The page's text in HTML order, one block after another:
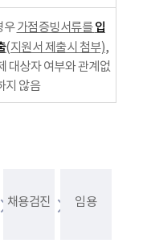
우가점증빙서류를입
(지원서 제출시 첨부),
대상자 여부와 관계없
지 않음
채용검진 임용